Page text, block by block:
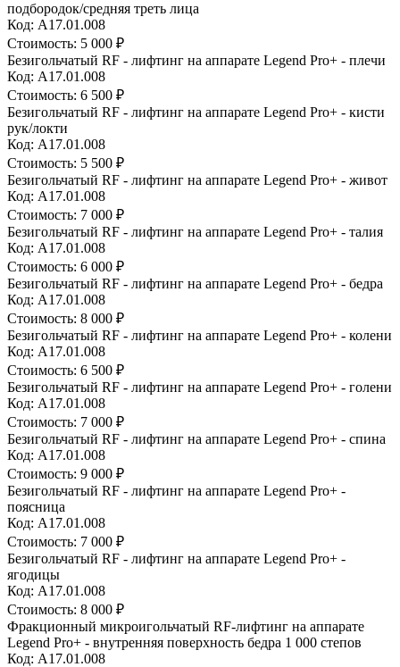
подбородок/средняя треть лица
Код: A17.01.008
Стоимость: 5 000 ₽
Безигольчатый RF - лифтинг на аппарате Legend Pro+ - плечи
Код: A17.01.008
Стоимость: 6 500 ₽
Безигольчатый RF - лифтинг на аппарате Legend Pro+ - кисти
рук/локти
Код: A17.01.008
Стоимость: 5 500 ₽
Безигольчатый RF - лифтинг на аппарате Legend Pro+ - живот
Код: A17.01.008
Стоимость: 7 000 ₽
Безигольчатый RF - лифтинг на аппарате Legend Pro+ - талия
Код: A17.01.008
Стоимость: 6 000 ₽
Безигольчатый RF - лифтинг на аппарате Legend Pro+ - бедра
Код: A17.01.008
Стоимость: 8 000 ₽
Безигольчатый RF - лифтинг на аппарате Legend Pro+ - колени
Код: A17.01.008
Стоимость: 6 500 ₽
Безигольчатый RF - лифтинг на аппарате Legend Pro+ - голени
Код: A17.01.008
Стоимость: 7 000 ₽
Безигольчатый RF - лифтинг на аппарате Legend Pro+ - спина
Код: A17.01.008
Стоимость: 9 000 ₽
Безигольчатый RF - лифтинг на аппарате Legend Pro+ -
поясница
Код: A17.01.008
Стоимость: 7 000 ₽
Безигольчатый RF - лифтинг на аппарате Legend Pro+ -
ягодицы
Код: A17.01.008
Стоимость: 8 000 ₽
Фракционный микроигольчатый RF-лифтинг на аппарате
Legend Pro+ - внутренняя поверхность бедра 1 000 степов
Код: А17.01.008